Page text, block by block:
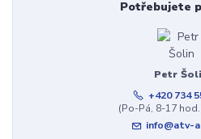
Potřebujete
Petr
+420 734
(Po-Pá, 8-17
info@atv-